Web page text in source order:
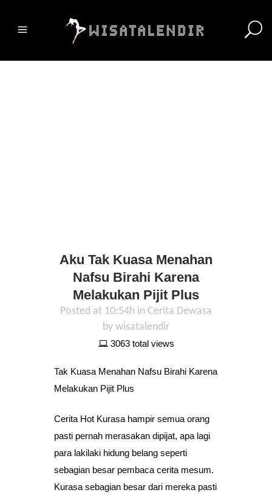
Aku Tak Kuasa Menahan
Nafsu Birahi Karena
Melakukan Pijit Plus
Posted at 10:54h in Cerita Dewasa
by wisatalendir
3063 total views
Tak Kuasa Menahan Nafsu Birahi Karena
Melakukan Pijit Plus
Cerita Hot Kurasa hampir semua orang
pasti pernah merasakan dipijat, apa lagi
para lakilaki hidung belang seperti
sebagian besar pembaca cerita mesum.
Kurasa sebagian besar dari mereka pasti